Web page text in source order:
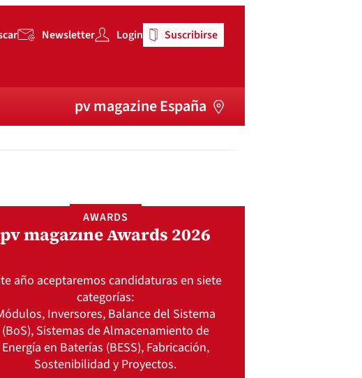
BuscarNewsletter Login Suscribirse
pv magazine España
AWARDS
pv magazine Awards 2026
año aceptaremos candidaturas en siete
categorías:
Inversores, Balance del Sistema
(BoS), Sistemas de Almacenamiento de
Energía en Baterías (BESS), Fabricación,
Sostenibilidad y Proyectos.